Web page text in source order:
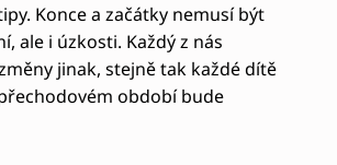
Konce a začátky nemusí být
ale i úzkosti. Každý z nás
jinak, stejně tak každé dítě
období bude